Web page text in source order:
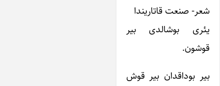
شعر- صنعت قاتاریندا
یئری بوشالدی بیر
قوشون.
بیر بوداقدان بیر قوش